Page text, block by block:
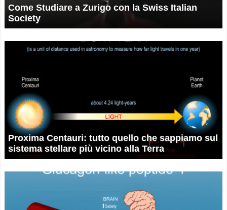
Come Studiare a Zurigo con la Swiss Italian
Society
Proxima Centauri: tutto quello che sappiamo sul
sistema stellare più vicino alla Terra